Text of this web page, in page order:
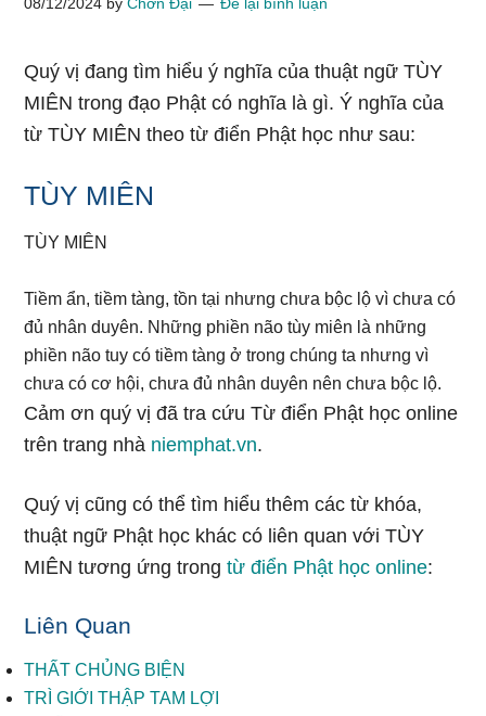
Quý vị đang tìm hiểu ý nghĩa của thuật ngữ TÙY
MIÊN trong đạo Phật có nghĩa là gì. Ý nghĩa của
từ TÙY MIÊN theo từ điển Phật học như sau:
TÙY MIÊN
TÙY MIÊN
Tiềm ẩn, tiềm tàng, tồn tại nhưng chưa bộc lộ vì chưa có
đủ nhân duyên. Những phiền não tùy miên là những
phiền não tuy có tiềm tàng ở trong chúng ta nhưng vì
chưa có cơ hội, chưa đủ nhân duyên nên chưa bộc lộ.
Cảm ơn quý vị đã tra cứu Từ điển Phật học online
trên trang nhà niemphat.vn.
Quý vị cũng có thể tìm hiểu thêm các từ khóa,
thuật ngữ Phật học khác có liên quan với TÙY
MIÊN tương ứng trongtừ điển Phật học online:
Liên Quan
THẤT CHỦNG BIỆN
TRÌ GIỚI THẬP TAM LỢI